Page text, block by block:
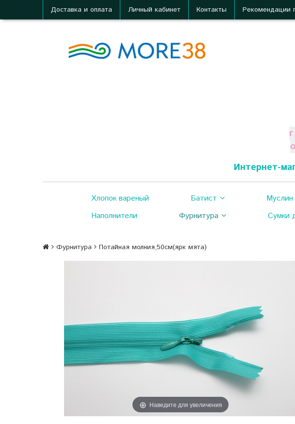
Доставка и оплата Личный кабинет Контакты Рекомендации
Интернет-
Хлопок вареный Батист Муслин
Наполнители
Фурнитура Сумки
Фурнитура Потайная молния,50см(ярк мята)
Наведите для увеличения